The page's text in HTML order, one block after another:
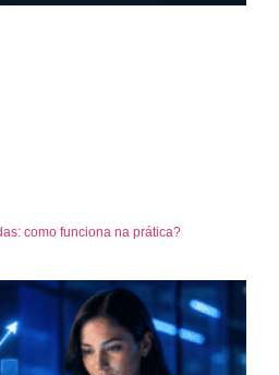
como funciona na prática?